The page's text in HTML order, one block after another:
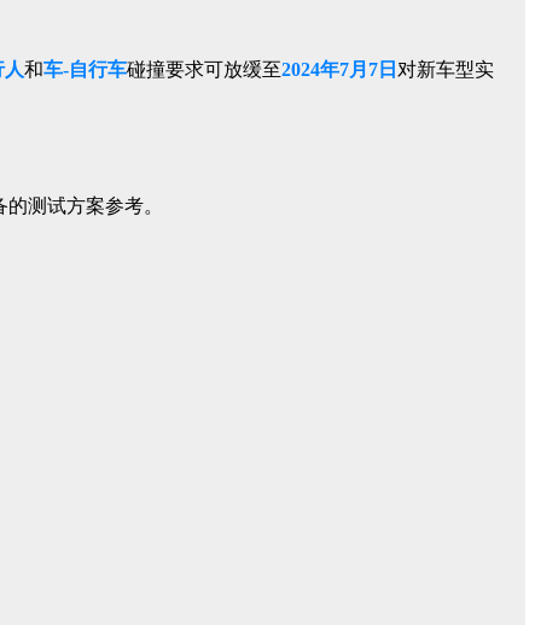
和车-自行车碰撞要求可放缓至2024年7月7日 对新车型实
测试方案参考。